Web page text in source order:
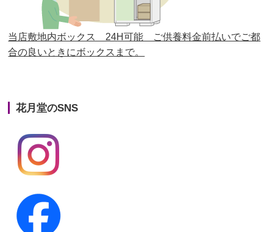
第24回人形供養祭 平成27年11月27日
第23回人形供養祭平成26年12月5日
第22回人形供養祭平成26年4月28日
第20回人形供養祭
第19回人形供養祭
第18回人形供養祭
第16回人形供養祭
当店敷地内ボックス 24H可能 ご供養料金前払いでご都
合の良いときにボックスまで。
花月堂のSNS